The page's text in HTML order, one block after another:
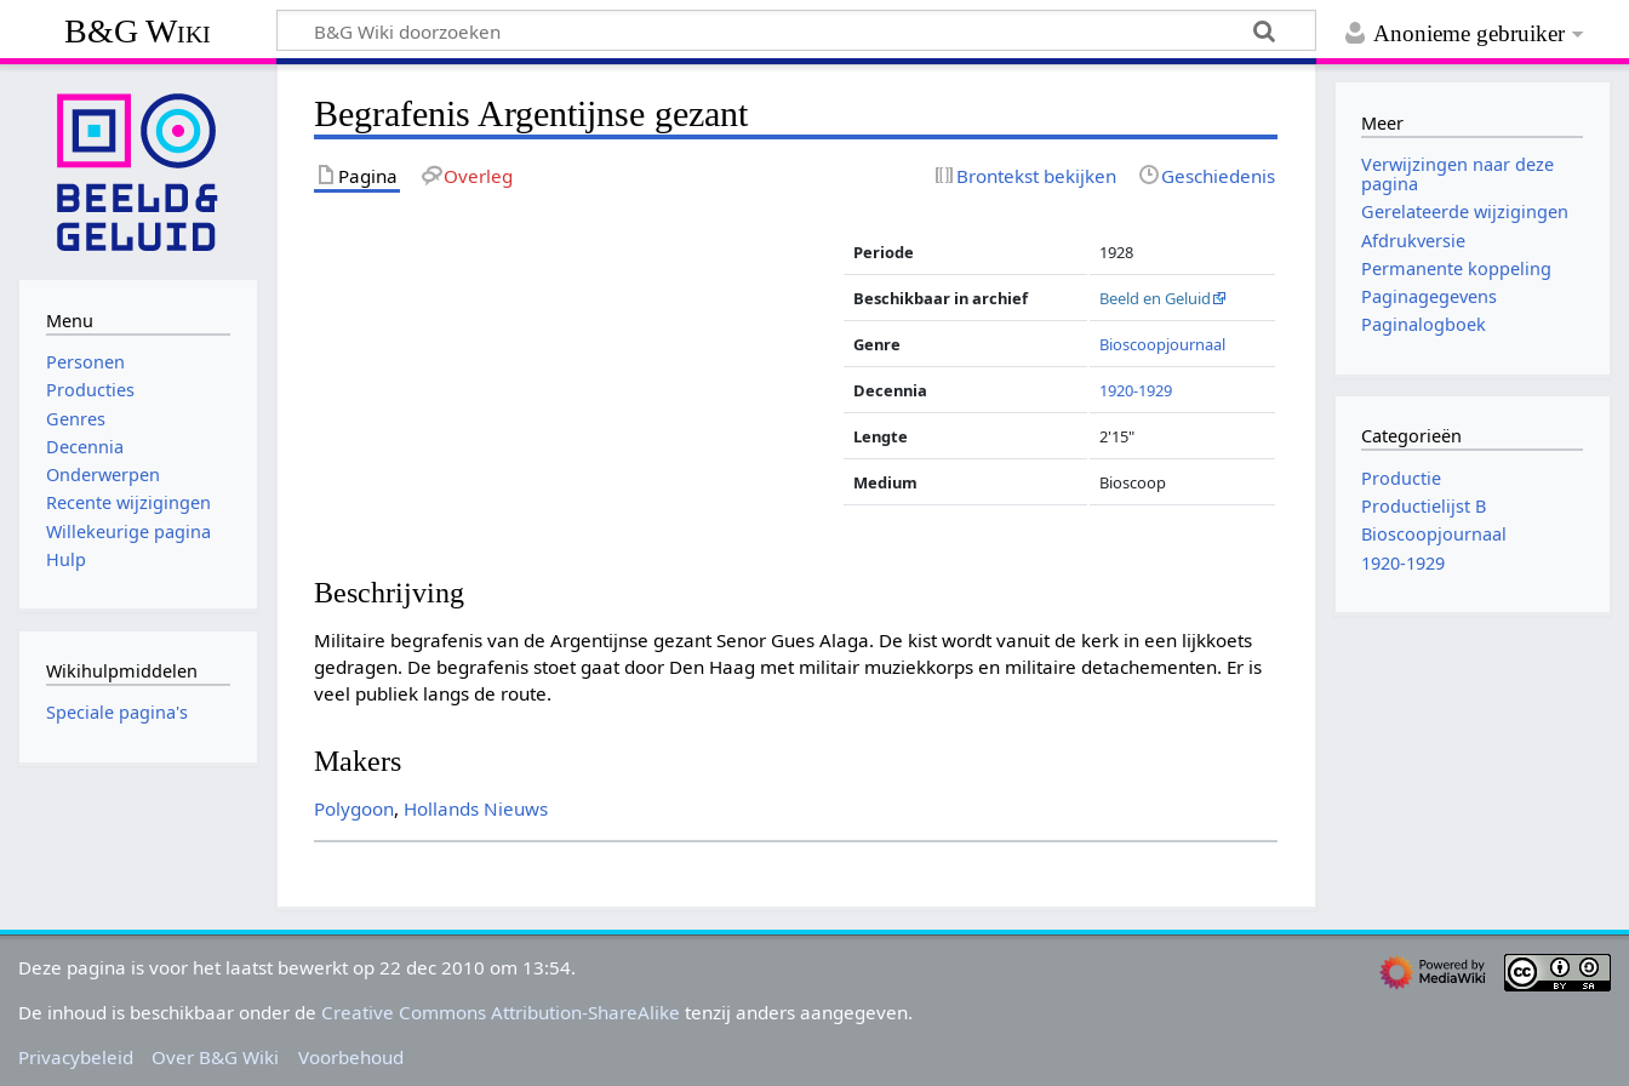
Anonieme gebruiker
B&G Wiki
Begrafenis Argentijnse gezant
Pagina Overleg Brontekst bekijken Geschiedenis
Periode 1928
Beschikbaar in archief Beeld en Geluid
Genre Bioscoopjournaal
Decennia 1920-1929
Lengte 2'15"
Medium Bioscoop
Beschrijving
Militaire begrafenis van de Argentijnse gezant Senor Gues Alaga. De kist wordt vanuit de kerk in een lijkkoets
gedragen. De begrafenis stoet gaat door Den Haag met militair muziekkorps en militaire detachementen. Er is
veel publiek langs de route.
Makers
Polygoon, Hollands Nieuws
Menu
Personen
Producties
Genres
Decennia
Onderwerpen
Recente wijzigingen
Willekeurige pagina
Hulp
Wikihulpmiddelen
Speciale pagina's
Meer
Verwijzingen naar deze
pagina
Gerelateerde wijzigingen
Afdrukversie
Permanente koppeling
Paginagegevens
Paginalogboek
Categorieën
Productie
Productielijst B
Bioscoopjournaal
1920-1929
Deze pagina is voor het laatst bewerkt op 22 dec 2010 om 13:54.
De inhoud is beschikbaar onder de Creative Commons Attribution-ShareAlike tenzij anders aangegeven.
Privacybeleid
Over B&G Wiki Voorbehoud